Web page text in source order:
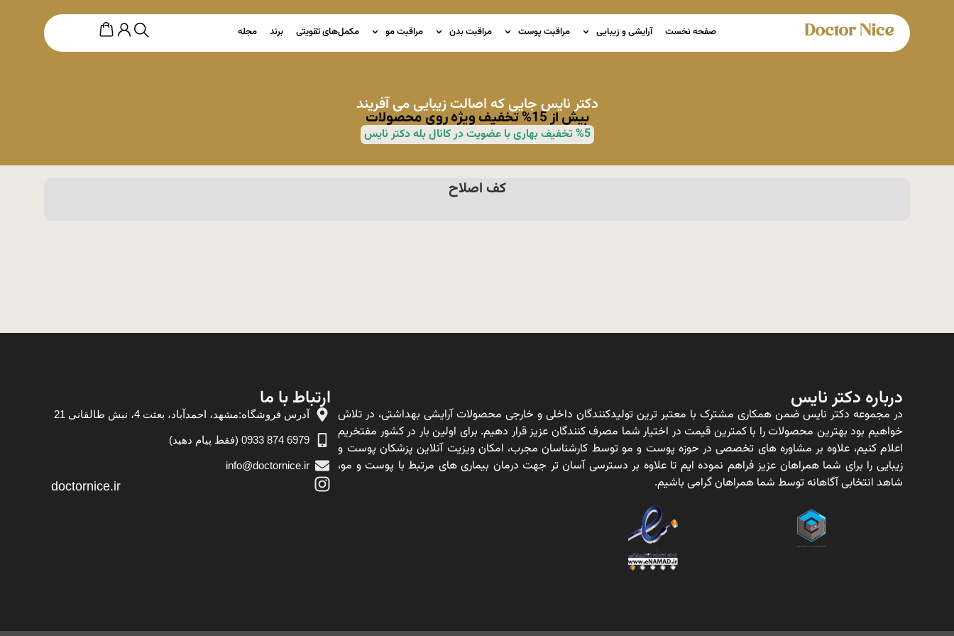
صفحه نخست آرایشی و زیبایی مراقبت پوست مراقبت بدن مراقبت مو مکمل‌های تقویتی برند مجله
دکتر نایس جایی که اصالت زیبایی می آفریند
بیش از 15% تخفیف ویژه روی محصولات
%5 تخفیف بهاری با عضویت در کانال بله دکتر نایس
کف اصلاح
درباره دکتر نایس
در مجموعه دکتر نایس ضمن همکاری مشترک با معتبر ترین تولیدکنندگان داخلی و خارجی محصولات آرایشی بهداشتی، در تلاش
خواهیم بود بهترین محصولات را با کمترین قیمت در اختیار شما مصرف کنندگان عزیز قرار دهیم. برای اولین بار در کشور مفتخریم
اعلام کنیم، علاوه بر مشاوره های تخصصی در حوزه پوست و مو توسط کارشناسان مجرب، امکان ویزیت آنلاین پزشکان پوست و
زیبایی را برای شما همراهان عزیز فراهم نموده ایم تا علاوه بر دسترسی آسان تر جهت درمان بیماری های مرتبط با پوست و مو،
شاهد انتخابی آگاهانه توسط شما همراهان گرامی باشیم.
ارتباط با ما
آدرس فروشگاه:مشهد، احمدآباد، بعثت 4، نبش طالقانی 21
6979 874 0933 (فقط پیام دهید)
info@doctornice.ir
doctornice.ir